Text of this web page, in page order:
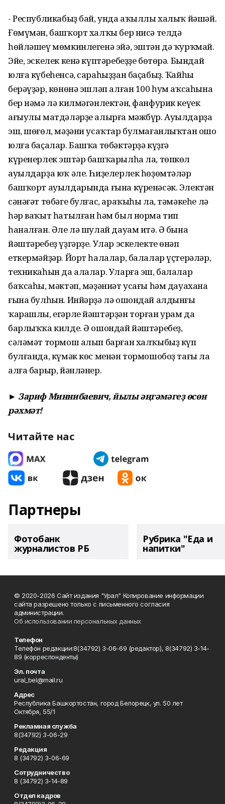
- Республикабыҙ бай, унда аҡыллы халыҡ йәшәй.
Ғөмүмән, башҡорт халҡы бер нисә телдә
һөйләшеү мөмкинлегенә эйә, эштән дә ҡурҡмай.
Эйе, эскелек кенә күптәребеҙҙе бөтөрә. Бындай
юлға күбеһенсә, сараһыҙҙан баҫабыҙ. Ҡайһы
берәүҙәр, көнөнә эшләп алған 100 һум аҡсаһына
бер нәмә лә килмәгәнлектән, фанфурик кеүек
ағыулы матдәләрҙе алырға мәжбүр. Ауылдарҙа
эш, шөғөл, мәҙәни усаҡтар булмағанлыҡтан ошо
юлға баҫалар. Башҡа төбәктәрҙә күҙгә
күренерлек эштәр башҡарылһа ла, төпкөл
ауылдарҙа юҡ әле. Һиҙелерлек һөҙөмтәләр
башҡорт ауылдарында ғына күренәсәк. Электән
сәнәғәт төбәге булғас, араҡыһы ла, тәмәкеһе лә
һәр ваҡыт һатылған һәм был норма тип
һаналған. Әле лә шулай дауам итә. Ә бына
йәштәребеҙ үҙгәрҙе. Улар эскелекте өнәп
еткермәйҙәр. Йорт һалалар, балалар үҫтерәләр,
техникаһын да алалар. Уларға эш, балалар
баҡсаһы, мәктәп, мәҙәниәт усағы һәм дауахана
ғына булһын. Инйәрҙә лә ошондай алдынғы
ҡарашлы, егәрле йәштәрҙән торған урам да
барлыҡҡа килде. Ә ошондай йәштәребеҙ,
сәләмәт тормош алып барған халҡыбыҙ күп
булғанда, күмәк көс менән тормошобоҙ тағы ла
алға барыр, йәнләнер.
► Зариф Миннибаевич, йылы әңгәмәгеҙ өсөн
рәхмәт!
Читайте нас
Партнеры
Фотобанк
журналистов РБ
Рубрика "Еда и
напитки"
© 2020-2026 Сайт издания "Урал" Копирование информации
сайта разрешено только с письменного согласия
администрации.
Об использовании персональных данных
Телефон
Телефон редакции:8(34792) 3-06-69 (редактор), 8(34792) 3-14-
89 (корреспонденты)
Эл. почта
ural_bel@mail.ru
Адрес
Республика Башкортостан, город Белорецк, ул. 50 лет
Октября, 55/1
Рекламная служба
8(34792) 3-06-29
Редакция
8 (34792) 3-06-69
Сотрудничество
8 (34792) 3-14-89
Отдел кадров